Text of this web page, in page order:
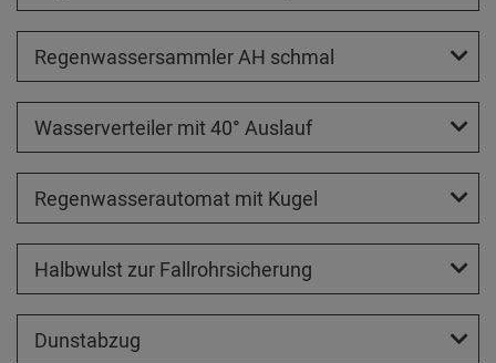
Regenwassersammler AH schmal
Wasserverteiler mit 40° Auslauf
Regenwasserautomat mit Kugel
Halbwulst zur Fallrohrsicherung
Dunstabzug